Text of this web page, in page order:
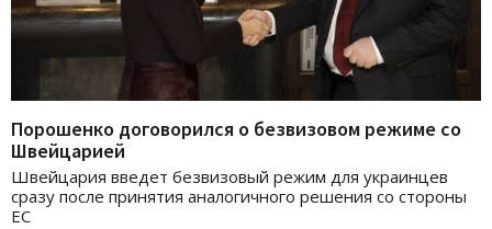
Порошенко договорился о безвизовом режиме со
Швейцарией
Швейцария введет безвизовый режим для украинцев
сразу после принятия аналогичного решения со стороны
ЕС